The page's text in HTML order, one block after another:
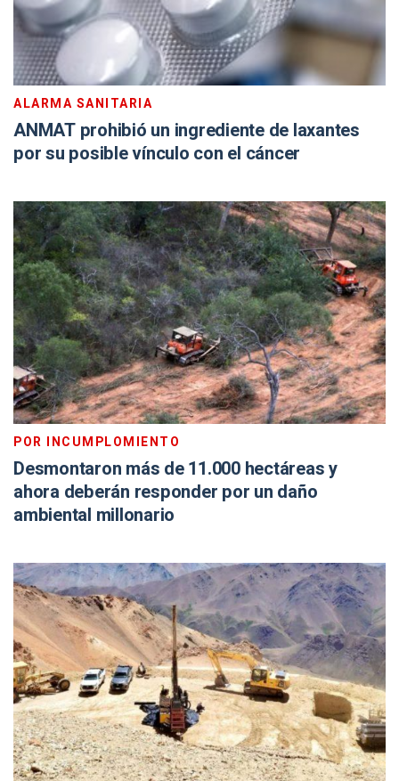
ALARMA SANITARIA
ANMAT prohibió un ingrediente de laxantes
por su posible vínculo con el cáncer
POR INCUMPLOMIENTO
Desmontaron más de 11.000 hectáreas y
ahora deberán responder por un daño
ambiental millonario